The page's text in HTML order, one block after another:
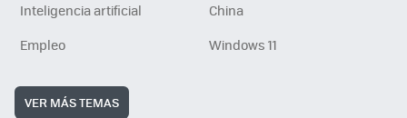
Inteligencia artificial
China
Empleo
Windows 11
VER MÁS TEMAS